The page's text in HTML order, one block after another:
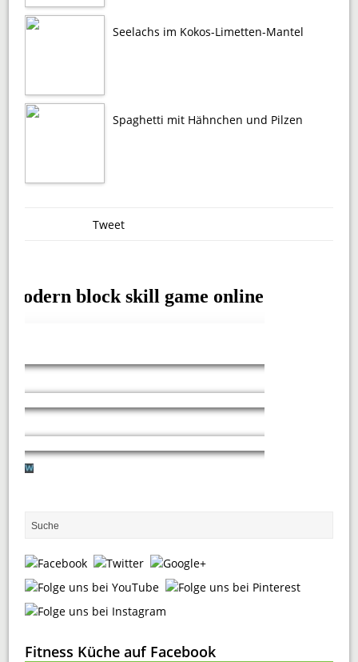
Seelachs im Kokos-Limetten-Mantel
Spaghetti mit Hähnchen und Pilzen
Tweet
Fitness Küche auf Facebook